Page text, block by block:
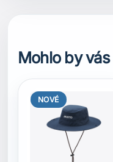
Mohlo by
NOVÉ